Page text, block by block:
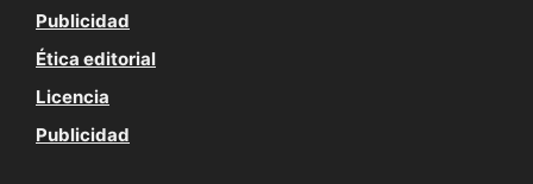
Publicidad
Ética editorial
Licencia
Publicidad